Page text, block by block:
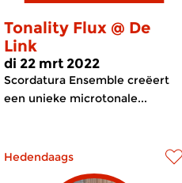
Tonality Flux @ De
Link
di 22 mrt 2022
Scordatura Ensemble creëert
een unieke microtonale...
Hedendaags